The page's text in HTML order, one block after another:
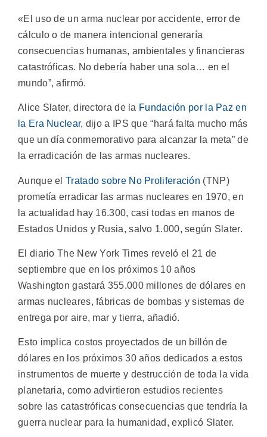
«El uso de un arma nuclear por accidente, error de
cálculo o de manera intencional generaría
consecuencias humanas, ambientales y financieras
catastróficas. No debería haber una sola… en el
mundo”, afirmó.
Alice Slater, directora de la Fundación por la Paz en
la Era Nuclear, dijo a IPS que “hará falta mucho más
que un día conmemorativo para alcanzar la meta” de
la erradicación de las armas nucleares.
Aunque elTratado sobre No Proliferación (TNP)
prometía erradicar las armas nucleares en 1970, en
la actualidad hay 16.300, casi todas en manos de
Estados Unidos y Rusia, salvo 1.000, según Slater.
El diario The New York Times reveló el 21 de
septiembre que en los próximos 10 años
Washington gastará 355.000 millones de dólares en
armas nucleares, fábricas de bombas y sistemas de
entrega por aire, mar y tierra, añadió.
Esto implica costos proyectados de un billón de
dólares en los próximos 30 años dedicados a estos
instrumentos de muerte y destrucción de toda la vida
planetaria, como advirtieron estudios recientes
sobre las catastróficas consecuencias que tendría la
guerra nuclear para la humanidad, explicó Slater.